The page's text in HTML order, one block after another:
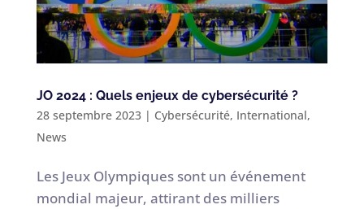
JO 2024 : Quels enjeux de cybersécurité ?
28 septembre 2023| Cybersécurité, International,
News
Les Jeux Olympiques sont un événement
mondial majeur, attirant des milliers